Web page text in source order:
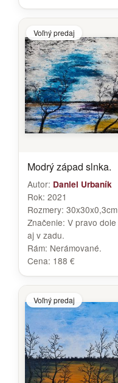
Voľný predaj
Modrý západ slnka.
Autor: Daniel Urbaník
Rok: 2021
Rozmery: 30x30x0,3cm
Značenie: V pravo dole
aj v zadu.
Rám: Nerámované.
Cena: 188 €
Voľný predaj